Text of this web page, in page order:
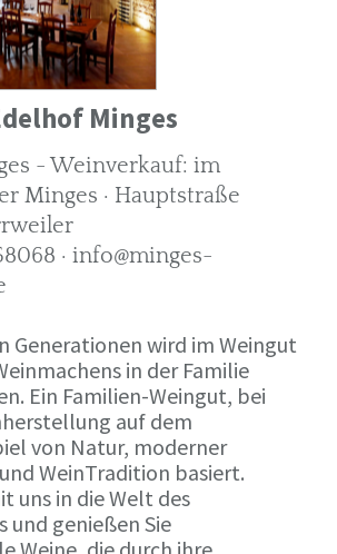
Minges
- Weinverkauf: im
Minges · Hauptstraße
· info@minges-
Generationen wird im Weingut
in der Familie
Ein Familien-Weingut, bei
auf dem
von Natur, moderner
WeinTradition basiert.
uns in die Welt des
und genießen Sie